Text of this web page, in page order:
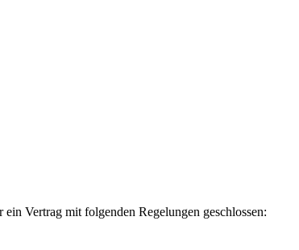
Vertrag mit folgenden Regelungen geschlossen: